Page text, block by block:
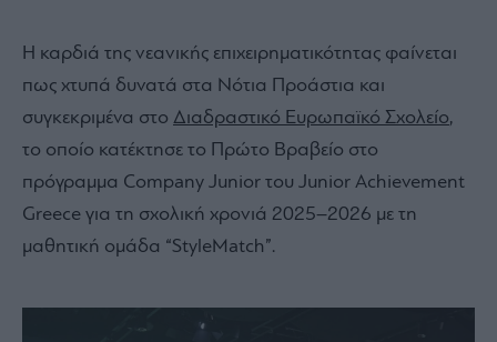
Η καρδιά της νεανικής επιχειρηματικότητας φαίνεται
πως χτυπά δυνατά στα Νότια Προάστια και
συγκεκριμένα στο Διαδραστικό Ευρωπαϊκό Σχολείο,
το οποίο κατέκτησε το Πρώτο Βραβείο στο
πρόγραμμα Company Junior του Junior Achievement
Greece για τη σχολική χρονιά 2025–2026 με τη
μαθητική ομάδα “StyleMatch”.